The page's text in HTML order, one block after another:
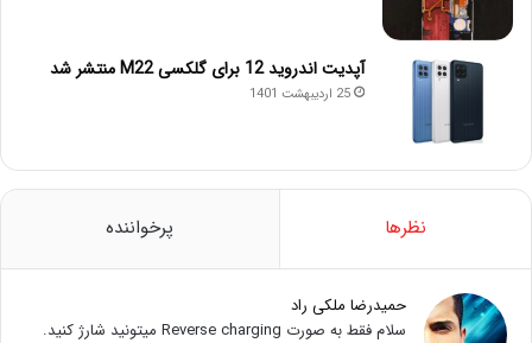
آپدیت اندروید 12 برای گلکسی M22 منتشر شد
25 اردیبهشت 1401
نظرها پرخواننده
حمیدرضا ملکی راد
سلام فقط به صورت Reverse charging میتونید شارژ کنید.